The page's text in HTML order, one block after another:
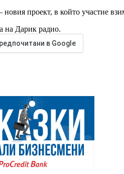
новия проект, в който участие
на Дарик радио.
в Google